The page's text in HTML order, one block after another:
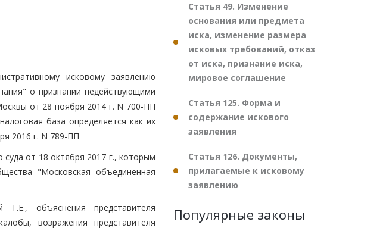
исковому заявлению
о признании недействующими
от 28 ноября 2014 г. N 700-ПП
база определяется как их
2016 г. N 789-ПП
от 18 октября 2017 г., которым
"Московская объединенная
объяснения представителя
возражения представителя
Статья 49. Изменение
основания или предмета
иска, изменение размера
исковых требований, отказ
от иска, признание иска,
мировое соглашение
Статья 125. Форма и
содержание искового
заявления
Статья 126. Документы,
прилагаемые к исковому
заявлению
Популярные законы